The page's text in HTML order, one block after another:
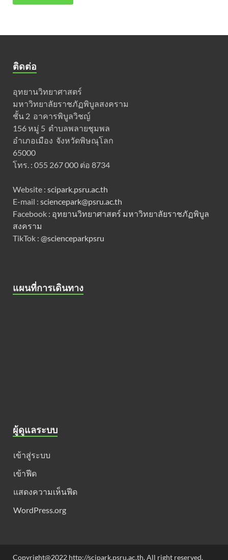
ติดต่อ
อุทยานวิทยาศาสตร์
มหาวิทยาลัยราชภัฏพิบูลสงคราม
ชั้น 2 อาคารพิบูลวิชญ์
156 หมู่ 5 ตำบลพลายชุมพล
อำเภอเมือง จังหวัดพิษณุโลก
65000
โทร. : 055 267 000 ต่อ 8734
Website : scipark.psru.ac.th
E-mail : sciencepark@psru.ac.th
Facebook : อุทยานวิทยาศาสตร์ มหาวิทยาลัยราชภัฏพิบูล
สงคราม
TikTok : @scienceparkpsru
แผนที่การเดินทาง
ผู้ดูแลระบบ
เข้าสู่ระบบ
เข้าฟีด
แสดงความเห็นฟีด
WordPress.org
Copyright@2022 http://scipark.psru.ac.th. All right reserved.